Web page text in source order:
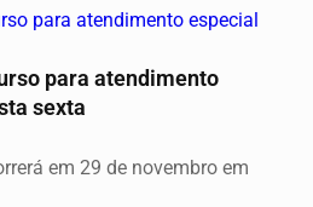
para atendimento
sexta
em 29 de novembro em